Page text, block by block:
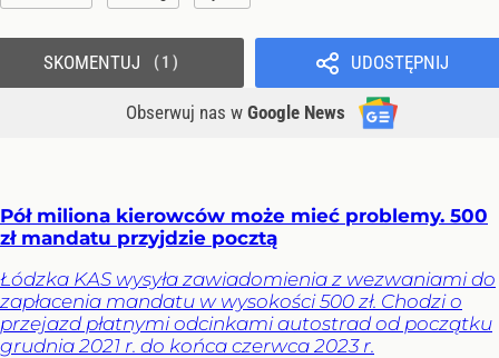
UDOSTĘPNIJ
Obserwuj nas w Google News
SKOMENTUJ 1
Pół miliona kierowców może mieć problemy. 500
zł mandatu przyjdzie pocztą
Łódzka KAS wysyła zawiadomienia z wezwaniami do
zapłacenia mandatu w wysokości 500 zł. Chodzi o
przejazd płatnymi odcinkami autostrad od początku
grudnia 2021 r. do końca czerwca 2023 r.